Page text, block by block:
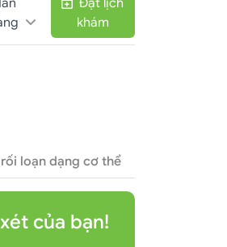
Đặt lịch
khám
loạn dạng cơ thể
của bạn!